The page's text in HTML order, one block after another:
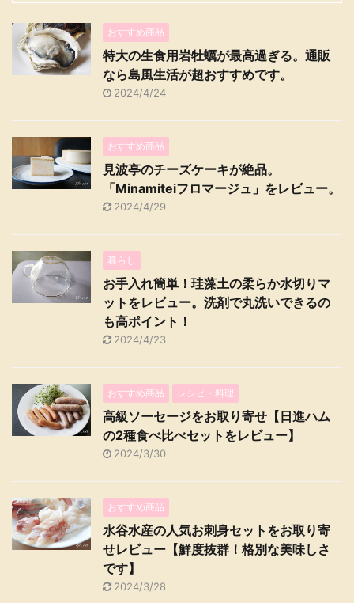
おすすめ商品
特大の生食用岩牡蠣が最高過ぎる。通販
なら島風生活が超おすすめです。
2024/4/24
おすすめ商品
見波亭のチーズケーキが絶品。
「Minamiteiフロマージュ」をレビュー。
2024/4/29
暮らし
お手入れ簡単！珪藻土の柔らか水切りマ
ットをレビュー。洗剤で丸洗いできるの
も高ポイント！
2024/4/23
おすすめ商品 レシピ・料理
高級ソーセージをお取り寄せ【日進ハム
の2種食べ比べセットをレビュー】
2024/3/30
おすすめ商品
水谷水産の人気お刺身セットをお取り寄
せレビュー【鮮度抜群！格別な美味しさ
です】
2024/3/28